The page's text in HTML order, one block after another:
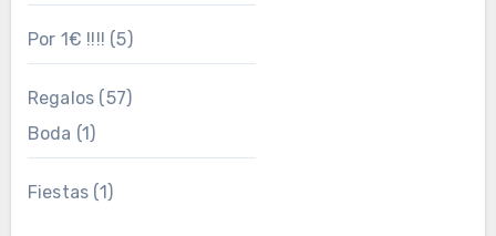
Por 1€ !!!! (5)
Regalos (57)
Boda (1)
Fiestas (1)